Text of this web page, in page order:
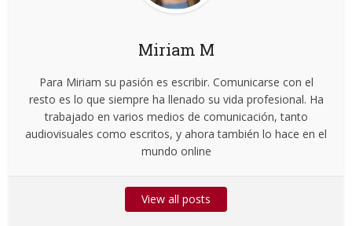
Miriam M
Para Miriam su pasión es escribir. Comunicarse con el
resto es lo que siempre ha llenado su vida profesional. Ha
trabajado en varios medios de comunicación, tanto
audiovisuales como escritos, y ahora también lo hace en el
mundo online
View all posts